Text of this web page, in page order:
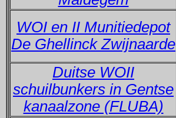
WOI en II Munitiedepot
De Ghellinck Zwijnaarde
Duitse WOII
schuilbunkers in Gentse
kanaalzone (FLUBA)